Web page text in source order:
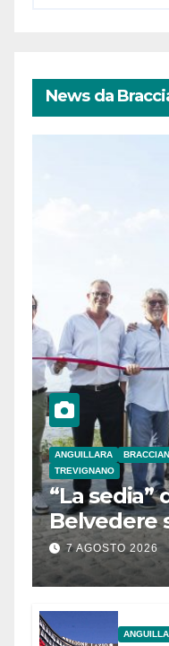
News da
ANGUILLARA
TREVIGNANO
“La sedia”
Belvedere
Bracciano:
7 AGOSTO 2026